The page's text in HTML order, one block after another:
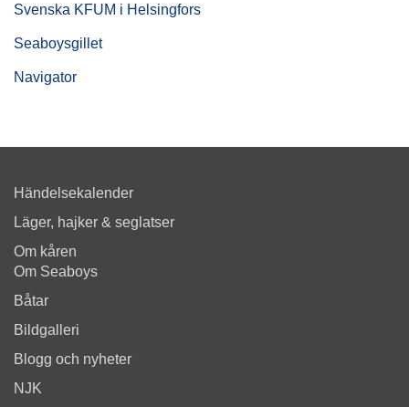
Svenska KFUM i Helsingfors
Seaboysgillet
Navigator
Händelsekalender
Läger, hajker & seglatser
Om kåren
Om Seaboys
Båtar
Bildgalleri
Blogg och nyheter
NJK